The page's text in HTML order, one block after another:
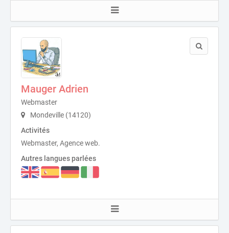
Mauger Adrien
Webmaster
Mondeville (14120)
Activités
Webmaster, Agence web.
Autres langues parlées